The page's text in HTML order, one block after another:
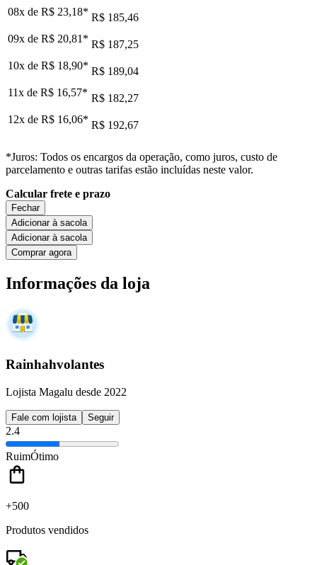
08x de R$ 23,18* R$ 185,46
09x de R$ 20,81 * R$ 187,25
10x de R$ 18,90* R$ 189,04
11x de R$ 16,57* R$ 182,27
12x de R$ 16,06* R$ 192,67
*Juros: Todos os encargos da operação, como juros, custo de
parcelamento e outras tarifas estão incluídas neste valor.
Calcular frete e prazo
Fechar
Adicionar à sacola
Adicionar à sacola
Comprar agora
Informações da loja
Rainhahvolantes
Lojista Magalu desde 2022
Fale com lojista Seguir
2.4
RuimÓtimo
+500
Produtos vendidos